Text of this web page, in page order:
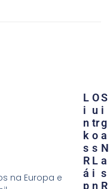
na Europa e
O
U
Tr
O
S
L
I
N
L
I
N
K
S
R
Á
P
S
I
G
A
N
A
S
R